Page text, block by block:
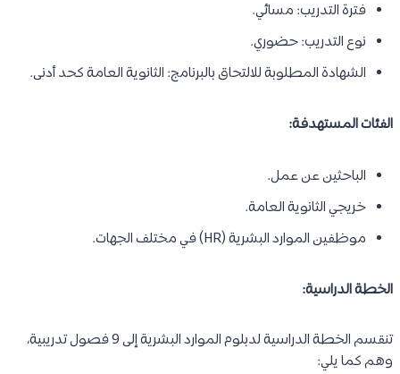
فترة التدريب: مسائي.
نوع التدريب: حضوري.
الشهادة المطلوبة للالتحاق بالبرنامج: الثانوية العامة كحد أدنى.
الفئات المستهدفة:
الباحثين عن عمل.
خريجي الثانوية العامة.
موظفين الموارد البشرية (HR) في مختلف الجهات.
الخطة الدراسية:
تنقسم الخطة الدراسية لدبلوم الموارد البشرية إلى 9 فصول تدريبية،
وهم كما يلي: